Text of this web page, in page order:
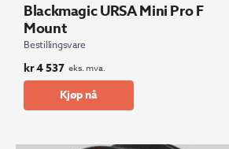
Blackmagic URSA Mini Pro F
Mount
Bestillingsvare
kr4 537 eks. mva.
Kjøp nå